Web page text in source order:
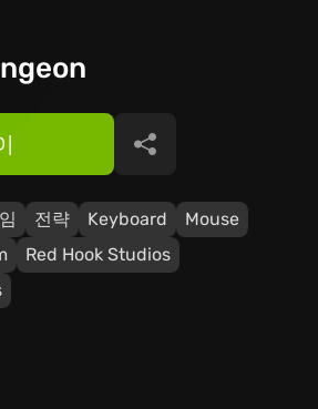
전략 Keyboard
Mouse
Red Hook Studios
공유